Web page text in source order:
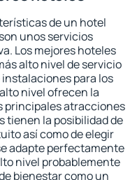
de un hotel
unos servicios
Los mejores hoteles
alto nivel de servicio
para los
nivel ofrecen la
principales atracciones
tienen la posibilidad de
así como de elegir
adapte perfectamente
nivel probablemente
bienestar como un